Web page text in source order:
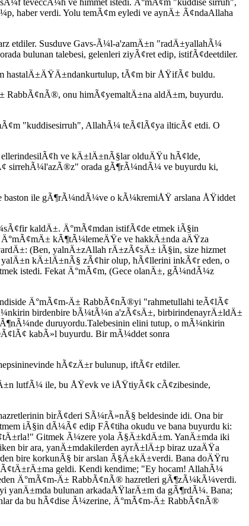
teveccÃ¼h ve himmet istedi. Ä°mÃ¢m "kuddise sirruh",
haber verdi. Yolu temÃ¢m eyledi ve aynÄ± Ã¢ndaAllaha
etdiler. Susduve Gavs-Ã¼l-a'zamÄ±n "radÄ±yallahÃ¼
bulunan talebesi, gelenleri ziyÃ¢ret edip, istifÃ¢deetdiler.
hastalÄ±ÄŸÄ±ndankurtulup, tÃ¢m bir ÅŸifÃ¢ buldu.
onu himÃ¢yemaltÄ±na aldÄ±m, buyurdu.
"kuddisesirruh", AllahÃ¼ teÃ¢lÃ¢ya ilticÃ¢ etdi. O
ve kÄ±lÄ±nÃ§lar olduÄŸu hÃ¢lde,
sirrehÃ¼l'azÃ®z" orada gÃ¶rÃ¼ndÃ¼ ve buyurdu ki,
baston ile gÃ¶rÃ¼ndÃ¼ve o kÃ¼kremiÅŸ arslana ÅŸiddet
kaldÄ±. Ä°mÃ¢mdan istifÃ¢de etmek iÃ§in
kÃ¶tÃ¼lemeÄŸe ve hakkÄ±nda aÄŸza
(Ben, yalnÄ±zAllah rÄ±zÃ¢sÄ± iÃ§in, size hizmet
kÄ±lÄ±nÃ§ zÃ¢hir olup, hÃ¢llerini inkÃ¢r eden, o
istedi. Fekat Ä°mÃ¢m, (Gece olanÄ±, gÃ¼ndÃ¼z
Ä°mÃ¢m-Ä± RabbÃ¢nÃ®yi "rahmetullahi teÃ¢lÃ¢
birdenbire bÃ¼tÃ¼n a'zÃ¢sÄ±, birbirindenayrÄ±ldÄ±
duruyordu.Talebesinin elini tutup, o mÃ¼nkirin
kabÃ»l buyurdu. Bir mÃ¼ddet sonra
hÃ¢zÄ±r bulunup, iftÃ¢r etdiler.
lutfÃ¼ ile, bu ÅŸevk ve iÅŸtiyÃ¢k cÃ¢zibesinde,
birÃ¢deri SÃ¼rÃ»nÃ§ beldesinde idi. Ona bir
iÃ§in dÃ¼Ã¢ edip FÃ¢tiha okudu ve bana buyurdu ki:
Gitmek Ã¼zere yola Ã§Ä±kdÄ±m. YanÄ±mda iki
bir ara, yanÄ±mdakilerden ayrÄ±lÄ±p biraz uzaÄŸa
bire korkunÃ§ bir arslan Ã§Ä±kÄ±verdi. Bana doÄŸru
geldi. Kendi kendime; "Ey hocam! AllahÃ¼
Ä°mÃ¢m-Ä± RabbÃ¢nÃ® hazretleri gÃ¶zÃ¼kÃ¼verdi.
yanÄ±mda bulunan arkadaÅŸlarÄ±m da gÃ¶rdÃ¼. Bana;
da bu hÃ¢dise Ã¼zerine, Ä°mÃ¢m-Ä± RabbÃ¢nÃ®